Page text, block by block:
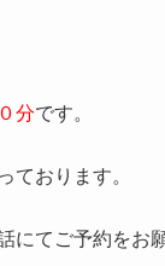
分です。
ております。
にてご予約をお